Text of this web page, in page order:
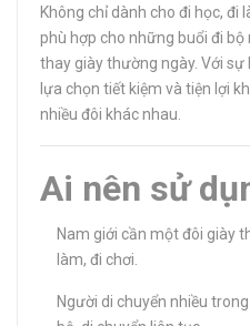
Không chỉ dành cho đi học, đi
phù hợp cho những buổi đi bộ
thay giày thường ngày. Với sự
lựa chọn tiết kiệm và tiện lợi
nhiều đôi khác nhau.
Ai nên sử
Nam giới cần một đôi giày
làm, đi chơi.
Người di chuyển nhiều